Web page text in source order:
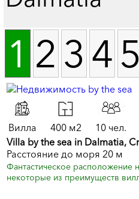
1 2 3 45
Вилла 400 м2 10 чел.
Villa by the sea in Dalmatia,
Расстояние до моря 20 м
Фантастическое
некоторые из преимуществ